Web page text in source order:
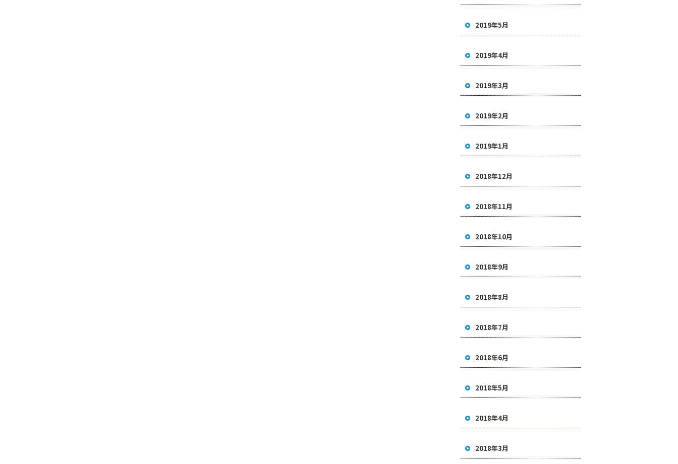
2019年5月
2019年4月
2019年3月
2019年2月
2019年1月
2018年12月
2018年11月
2018年10月
2018年9月
2018年8月
2018年7月
2018年6月
2018年5月
2018年4月
2018年3月